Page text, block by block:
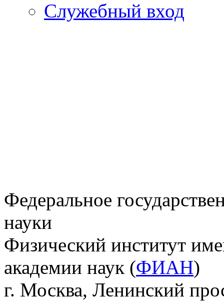
Служебный вход
Федеральное
науки
Физический институт
академии наук (ФИАН)
г. Москва, Ленинский